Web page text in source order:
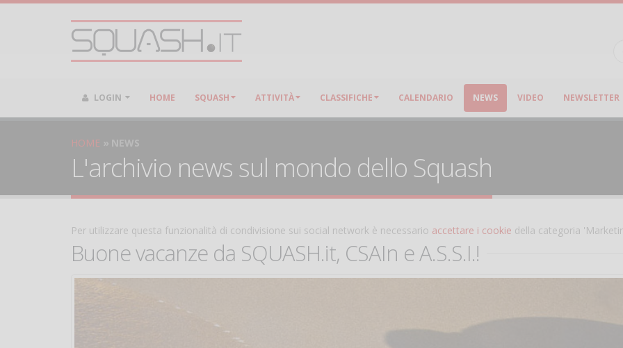
LOGIN HOME SQUASH ATTIVITÀ CLASSIFICHE CALENDARIO NEWS VIDEO NEWSLETTER
HOME NEWS
L'archivio news sul mondo dello Squash
Per utilizzare questa funzionalità di condivisione sui social network è necessario accettare i cookie della categoria
Buone vacanze da SQUASH.it, CSAIn e A.S.S.I.!